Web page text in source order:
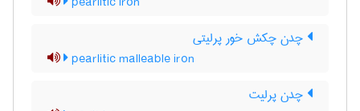
چدن چکش خور پرلیتی
pearlitic malleable iron
چدن پرلیت